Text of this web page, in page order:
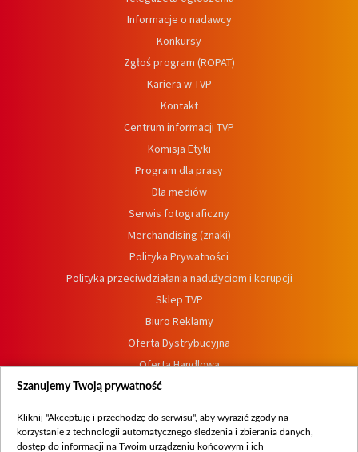
Informacje o nadawcy
Konkursy
Zgłoś program (ROPAT)
Kariera w TVP
Kontakt
Centrum informacji TVP
Komisja Etyki
Program dla prasy
Dla mediów
Serwis fotograficzny
Merchandising (znaki)
Polityka Prywatności
Polityka przeciwdziałania nadużyciom i korupcji
Sklep TVP
Biuro Reklamy
Oferta Dystrybucyjna
Oferta Handlowa
Dostępność
Procedura zgłoszeń wewnętrznych
Szanujemy Twoją prywatność
Kliknij "Akceptuję i przechodzę do serwisu", aby wyrazić zgody na
korzystanie z technologii automatycznego śledzenia i zbierania danych,
dostęp do informacji na Twoim urządzeniu końcowym i ich